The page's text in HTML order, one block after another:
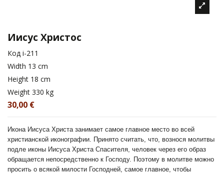
Иисус Христос
Код i-211
Width 13 cm
Height 18 cm
Weight 330 kg
30,00 €
Икона Иисуса Христа занимает самое главное место во всей
христианской иконографии. Принято считать, что, вознося молитвы
подле иконы Иисуса Христа Спасителя, человек через его образ
обращается непосредственно к Господу. Поэтому в молитве можно
просить о всякой милости Господней, самое главное, чтобы